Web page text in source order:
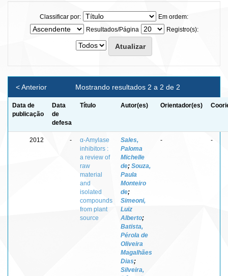
Classificar por:
Em ordem:
Resultados/Página
Registro(s):
Mostrando resultados 2 a 2 de 2
< Anterior
Data de
publicação
Data
de
defesa
Título Autor(es) Orientador(es)
2012 -
α-Amylase
inhibitors :
a review of
raw
material
and
isolated
compounds
from plant
source
Sales,
Paloma
Michelle
de; Souza,
Paula
Monteiro
de;
Simeoni,
Luiz
Alberto;
Batista,
Pérola de
Oliveira
Magalhães
Dias;
Silveira,
- -